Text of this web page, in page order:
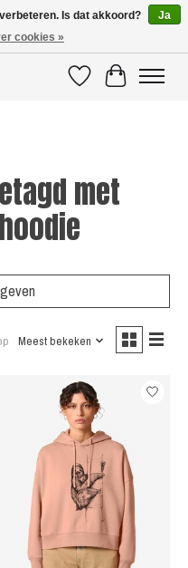
VerlanglijstWinkelwagen
met
Meest bekeken
Is dat akkoord?
Ja
cookies »